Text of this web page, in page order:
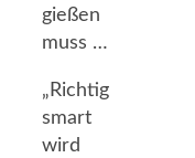
gießen
muss …
„Richtig
smart
wird